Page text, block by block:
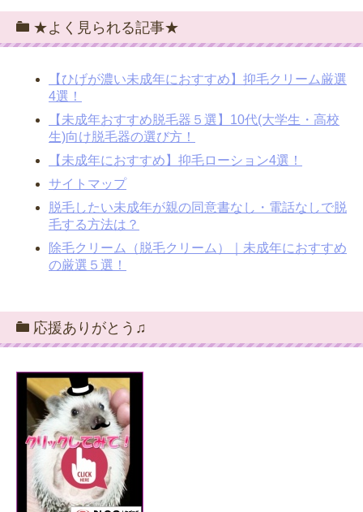
★よく見られる記事★
【ひげが濃い未成年におすすめ】抑毛クリーム厳選
4選！
【未成年おすすめ脱毛器５選】10代(大学生・高校
生)向け脱毛器の選び方！
【未成年におすすめ】抑毛ローション4選！
サイトマップ
脱毛したい未成年が親の同意書なし・電話なしで脱
毛する方法は？
除毛クリーム（脱毛クリーム）｜未成年におすすめ
の厳選５選！
応援ありがとう♫